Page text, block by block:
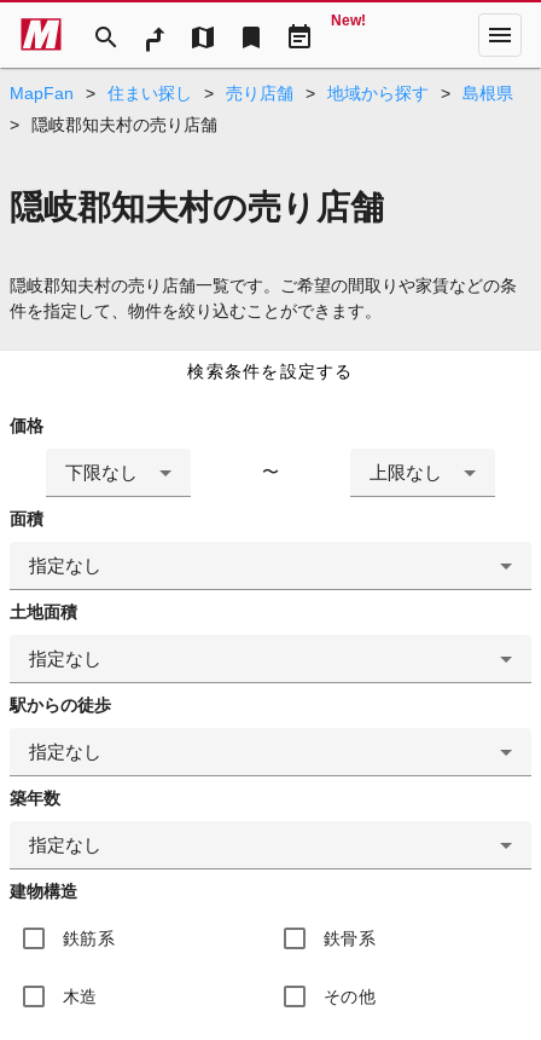
search map bookmark event_note
New! menu
MapFan > 住まい探し > 売り店舗 > 地域から探す >
島根県
>
隠岐郡知夫村の売り店舗
隠岐郡知夫村の売り店舗
隠岐郡知夫村の売り店舗一覧です。ご希望の間取りや家賃などの条
件を指定して、物件を絞り込むことができます。
検索条件を設定する
価格
下限なし 〜 上限なし
面積
指定なし
土地面積
指定なし
駅からの徒歩
指定なし
築年数
指定なし
建物構造
鉄筋系 鉄骨系
木造 その他